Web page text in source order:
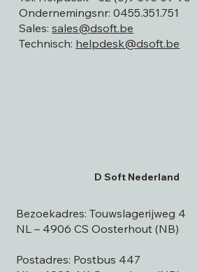
D Soft Nederland
Bezoekadres: Touwslagerijweg 4
NL – 4906 CS Oosterhout (NB)
Postadres: Postbus 447
Ondernemingsnr: 0455.351.751
Sales:sales@dsoft.be
Technisch: helpdesk@dsoft.be